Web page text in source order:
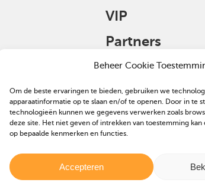
Beheer Cookie
Om de beste ervaringen te bieden, gebruiken we
apparaatinformatie op te slaan en/of te openen. Door in te
technologieën kunnen we gegevens verwerken zoals
deze site. Het niet geven of intrekken van toestemming
op bepaalde kenmerken en functies.
Accepteren
VIP
Partners
Veulen